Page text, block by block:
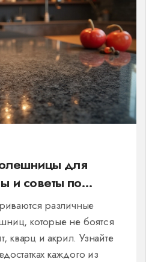
для
и советы по
различные
которые не боятся
кварц и акрил. Узнайте
каждого из